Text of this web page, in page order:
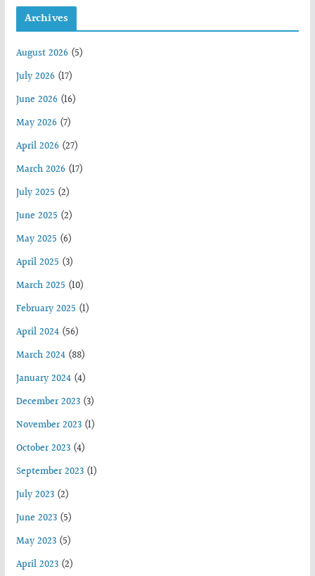
Archives
August 2026(5)
July 2026(17)
June 2026(16)
May 2026(7)
April 2026(27)
March 2026(17)
July 2025 (2)
June 2025 (2)
May 2025 (6)
April 2025 (3)
March 2025 (10)
February 2025 (1)
April 2024(56)
March 2024(88)
January 2024(4)
December 2023(3)
November 2023(1)
October 2023(4)
September 2023(1)
July 2023(2)
June 2023(5)
May 2023(5)
April 2023(2)